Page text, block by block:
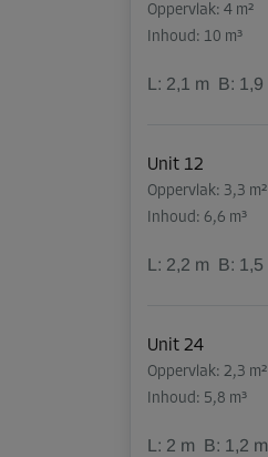
Oppervlak: 4 m²
Inhoud: 10 m³
L: 2,1 m B: 1,9
Unit 12
Oppervlak: 3,3 m²
Inhoud: 6,6 m³
L: 2,2 m B: 1,5
Unit 24
Oppervlak: 2,3 m²
Inhoud: 5,8 m³
L: 2 m B: 1,2 m